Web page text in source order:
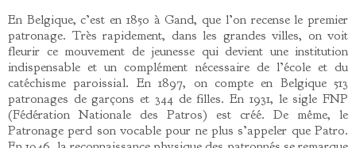
En Belgique, c’est en 1850 à Gand, que l’on recense le premier
patronage. Très rapidement, dans les grandes villes, on voit
fleurir ce mouvement de jeunesse qui devient une institution
indispensable et un complément nécessaire de l’école et du
catéchisme paroissial. En 1897, on compte en Belgique 513
patronages de garçons et 344 de filles. En 1931, le sigle FNP
(Fédération Nationale des Patros) est créé. De même, le
Patronage perd son vocable pour ne plus s’appeler que Patro.